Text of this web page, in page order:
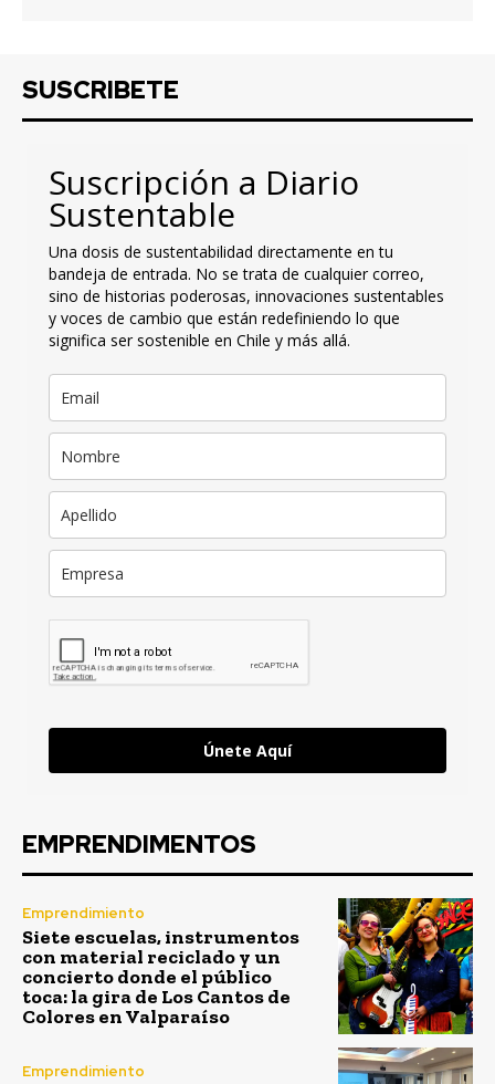
SUSCRIBETE
Suscripción a Diario
Sustentable
Una dosis de sustentabilidad directamente en tu
bandeja de entrada. No se trata de cualquier correo,
sino de historias poderosas, innovaciones sustentables
y voces de cambio que están redefiniendo lo que
significa ser sostenible en Chile y más allá.
Únete Aquí
EMPRENDIMENTOS
Emprendimiento
Siete escuelas, instrumentos
con material reciclado y un
concierto donde el público
toca: la gira de Los Cantos de
Colores en Valparaíso
Emprendimiento